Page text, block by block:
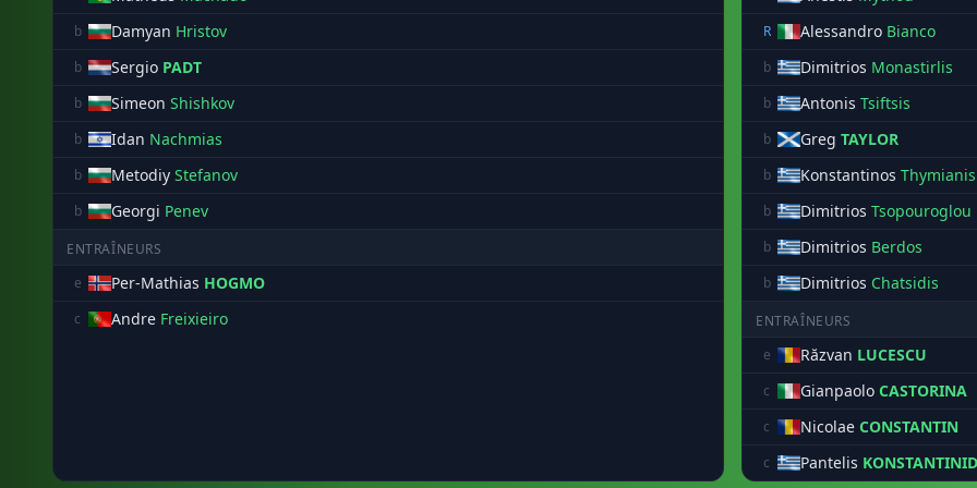
b
Damyan Hristov
b Sergio PADT
b Simeon Shishkov
b Idan Nachmias
b Metodiy Stefanov
b Georgi Penev
ENTRAÎNEURS
e
Per-Mathias HOGMO
c Andre Freixieiro
R
Alessandro Bianco
b
Dimitrios Monastirlis
b Antonis Tsiftsis
b Greg TAYLOR
b Konstantinos Thymianis
b Dimitrios Tsopouroglou
b Dimitrios Berdos
b Dimitrios Chatsidis
ENTRAÎNEURS
e
Răzvan LUCESCU
c Gianpaolo CASTORINA
c Nicolae CONSTANTIN
c Pantelis